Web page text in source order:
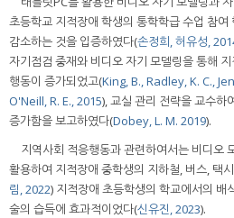
초등학교 지적장애 학생의 통학학급 수업 참여
감소하는 것을 입증하였다(손정희, 허유성,
자기점검 중재와 비디오 자기 모델링을 통해
행동이 증가되었고(King, B., Radley, K. C.,
O'Neill, R. E., 2015), 교실 관리 전략을 교수하
증가함을 보고하였다(Dobey, L. M. 2019).
지역사회 적응행동과 관련하여서는 비디오
활용하여 지적장애 중학생의 지하철, 버스, 택
림, 2022) 지적장애 초등학생의 학교에서의 배
술의 습득에 효과적이었다(신유진, 2023).